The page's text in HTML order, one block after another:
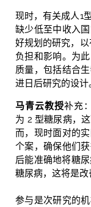
现时，有关成人1
缺少低至中收入
好规划的研究，
负担和影响。为
质量，包括结合
进日后研究的设计
马青云教授补充
为 2 型糖尿病，
而，现时面对的
个案，确保他们
后能准确地将糖
糖尿病，这将是改
参与是次研究的